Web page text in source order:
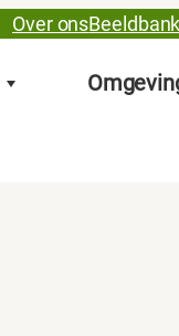
Over onsBeeldbank